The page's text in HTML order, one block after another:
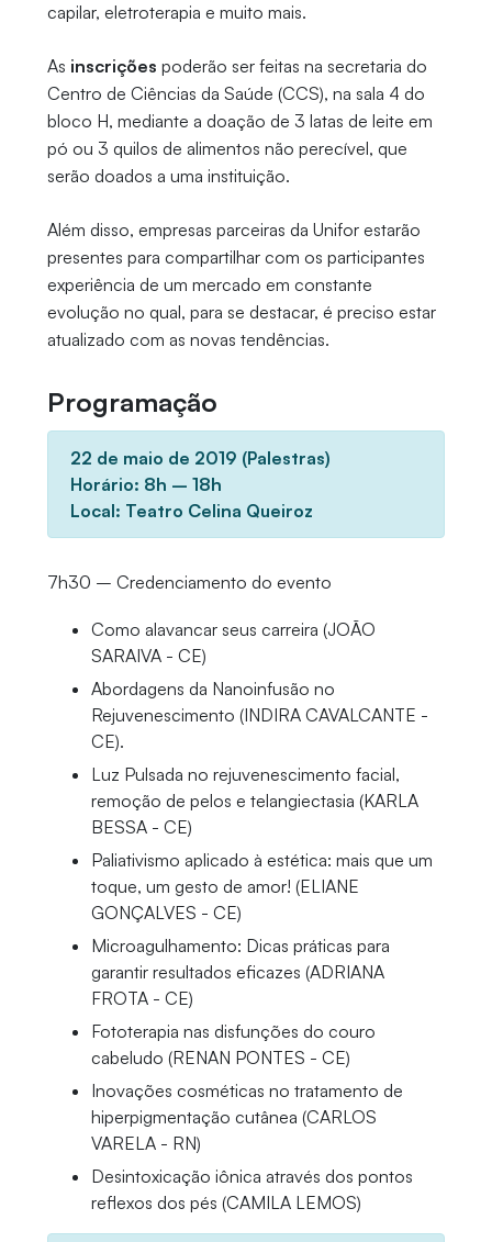
capilar, eletroterapia e muito mais.
As inscrições poderão ser feitas na secretaria do
Centro de Ciências da Saúde (CCS), na sala 4 do
bloco H, mediante a doação de 3 latas de leite em
pó ou 3 quilos de alimentos não perecível, que
serão doados a uma instituição.
Além disso, empresas parceiras da Unifor estarão
presentes para compartilhar com os participantes
experiência de um mercado em constante
evolução no qual, para se destacar, é preciso estar
atualizado com as novas tendências.
Programação
22 de maio de 2019 (Palestras)
Horário: 8h – 18h
Local: Teatro Celina Queiroz
7h30 – Credenciamento do evento
Como alavancar seus carreira (JOÃO
SARAIVA - CE)
Abordagens da Nanoinfusão no
Rejuvenescimento (INDIRA CAVALCANTE -
CE).
Luz Pulsada no rejuvenescimento facial,
remoção de pelos e telangiectasia (KARLA
BESSA - CE)
Paliativismo aplicado à estética: mais que um
toque, um gesto de amor! (ELIANE
GONÇALVES - CE)
Microagulhamento: Dicas práticas para
garantir resultados eficazes (ADRIANA
FROTA - CE)
Fototerapia nas disfunções do couro
cabeludo (RENAN PONTES - CE)
Inovações cosméticas no tratamento de
hiperpigmentação cutânea (CARLOS
VARELA - RN)
Desintoxicação iônica através dos pontos
reflexos dos pés (CAMILA LEMOS)